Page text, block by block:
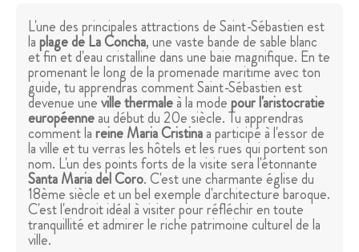
L'une des principales attractions de Saint-Sébastien est
laplage de La Concha, une vaste bande de sable blanc
et fin et d'eau cristalline dans une baie magnifique. En te
promenant le long de la promenade maritime avec ton
guide, tu apprendras comment Saint-Sébastien est
devenue uneville thermaleà la modepour l'aristocratie
européenneau début du 20e siècle. Tu apprendras
comment lareine Maria Cristinaa participé à l'essor de
la ville et tu verras les hôtels et les rues qui portent son
nom. L'un des points forts de la visite sera l'étonnante
Santa Maria del Coro. C'est une charmante église du
18ème siècle et un bel exemple d'architecture baroque.
C'est l'endroit idéal à visiter pour réfléchir en toute
tranquillité et admirer le riche patrimoine culturel de la
ville.